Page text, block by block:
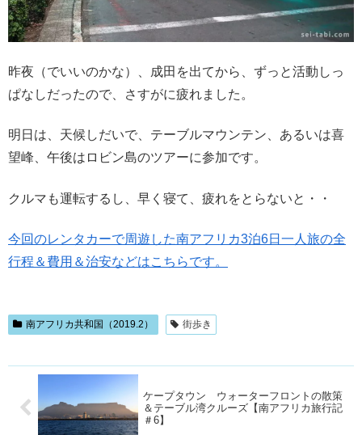
昨夜（でいいのかな）、成田を出てから、ずっと活動しっ
ぱなしだったので、さすがに疲れました。
明日は、天候しだいで、テーブルマウンテン、あるいは喜
望峰、午後はロビン島のツアーに参加です。
クルマも運転するし、早く寝て、疲れをとらないと・・
今回のレンタカーで周遊した南アフリカ3泊6日一人旅の全
行程＆費用＆治安などはこちらです。
南アフリカ共和国（2019.2） 街歩き
ケープタウン ウォーターフロントの散策
＆テーブル湾クルーズ【南アフリカ旅行記
＃6】